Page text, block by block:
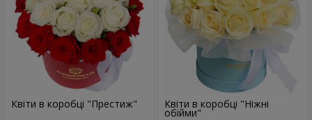
Квіти в коробці "Престиж" Квіти в коробці "Ніжні
обійми"